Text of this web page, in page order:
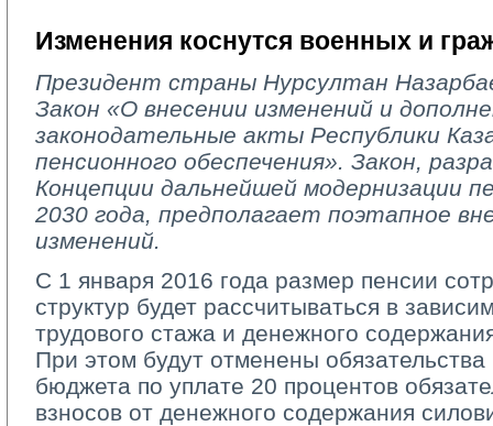
Изменения коснутся военных и
Президент страны Нурсултан
Закон «О внесении изменений и
законодательные акты Республики
пенсионного обеспечения». Закон,
Концепции дальнейшей модернизации
2030 года, предполагает поэтапное
изменений.
С 1 января 2016 года размер пенсии
структур будет рассчитываться в
трудового стажа и денежного
При этом будут отменены обязательства
бюджета по уплате 20 процентов
взносов от денежного содержания